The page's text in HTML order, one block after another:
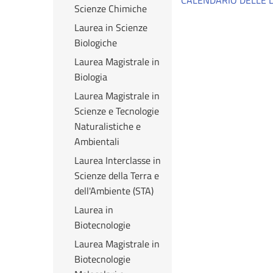
Scienze Chimiche
Laurea in Scienze
Biologiche
Laurea Magistrale in
Biologia
Laurea Magistrale in
Scienze e Tecnologie
Naturalistiche e
Ambientali
Laurea Interclasse in
Scienze della Terra e
dell'Ambiente (STA)
Laurea in
Biotecnologie
Laurea Magistrale in
Biotecnologie